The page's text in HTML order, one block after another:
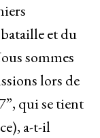
et du
sommes
lors de
qui se tient
a-t-il